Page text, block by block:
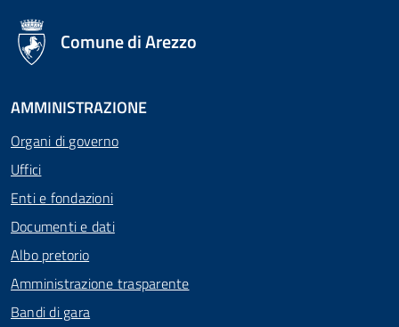
logo Unione Europea
Comune di Arezzo
AMMINISTRAZIONE
Organi di governo
Uffici
Enti e fondazioni
Documenti e dati
Albo pretorio
Amministrazione trasparente
Bandi di gara